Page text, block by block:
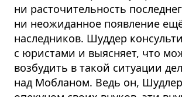
ни расточительность
ни неожиданное появление
наследников. Шуддер
с юристами и выясняет, что
возбудить в такой ситуации
над Мобланом. Ведь он,